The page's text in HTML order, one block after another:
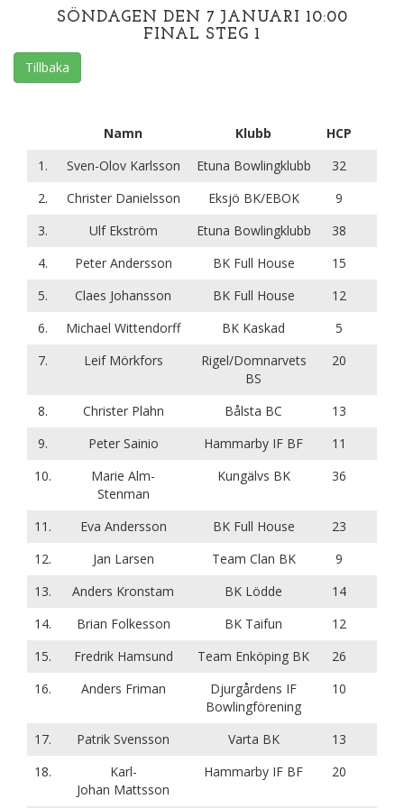
SÖNDAGEN DEN 7 JANUARI 10:00
FINAL STEG 1
Tillbaka
Namn Klubb
HCP
1.
Sven-Olov Karlsson Etuna Bowlingklubb
32
2.
Christer Danielsson Eksjö BK/EBOK
9
3.
Ulf Ekström Etuna Bowlingklubb
38
4.
Peter Andersson BK Full House
15
5.
Claes Johansson BK Full House
12
6.
Michael Wittendorff BK Kaskad
5
7.
Leif Mörkfors
Rigel/Domnarvets
BS
20
8. Christer Plahn Bålsta BC
13
9.
Peter Sainio Hammarby IF BF
11
10.
Marie Alm-
Stenman
Kungälvs BK 36
11. Eva Andersson BK Full House
23
12.
Jan Larsen Team Clan BK
9
13.
Anders Kronstam BK Lödde
14
14.
Brian Folkesson BK Taifun
12
15.
Fredrik Hamsund Team Enköping BK
26
16.
Anders Friman
Djurgårdens IF
Bowlingförening
10
17. Patrik Svensson Varta BK
13
18.
Karl-
Johan Mattsson
Hammarby IF BF 20